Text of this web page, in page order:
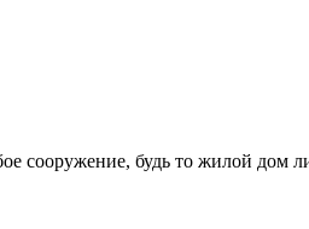
сооружение, будь то жилой дом